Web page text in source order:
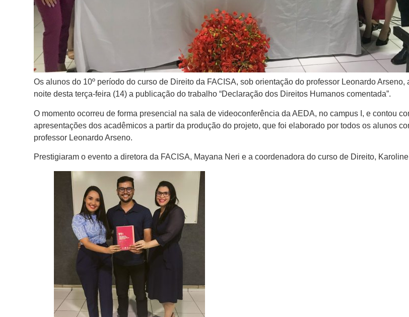
Os alunos do 10º período do curso de Direito da FACISA, sob orientação do professor Leonardo Arseno,
noite desta terça-feira (14) a publicação do trabalho “Declaração dos Direitos Humanos comentada”.
O momento ocorreu de forma presencial na sala de videoconferência da AEDA, no campus I, e contou
apresentações dos acadêmicos a partir da produção do projeto, que foi elaborado por todos os alunos
professor Leonardo Arseno.
Prestigiaram o evento a diretora da FACISA, Mayana Neri e a coordenadora do curso de Direito,